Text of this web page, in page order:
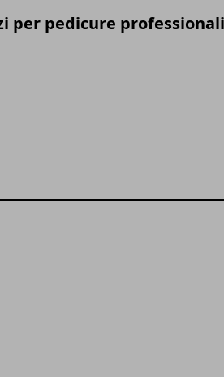
per pedicure